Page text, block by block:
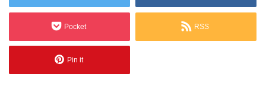
Pocket RSS
Pin it